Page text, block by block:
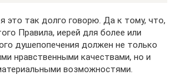
это так долго говорю. Да к тому, что,
Правила, иерей для более или
душепопечения должен не только
нравственными качествами, но и
возможностями.